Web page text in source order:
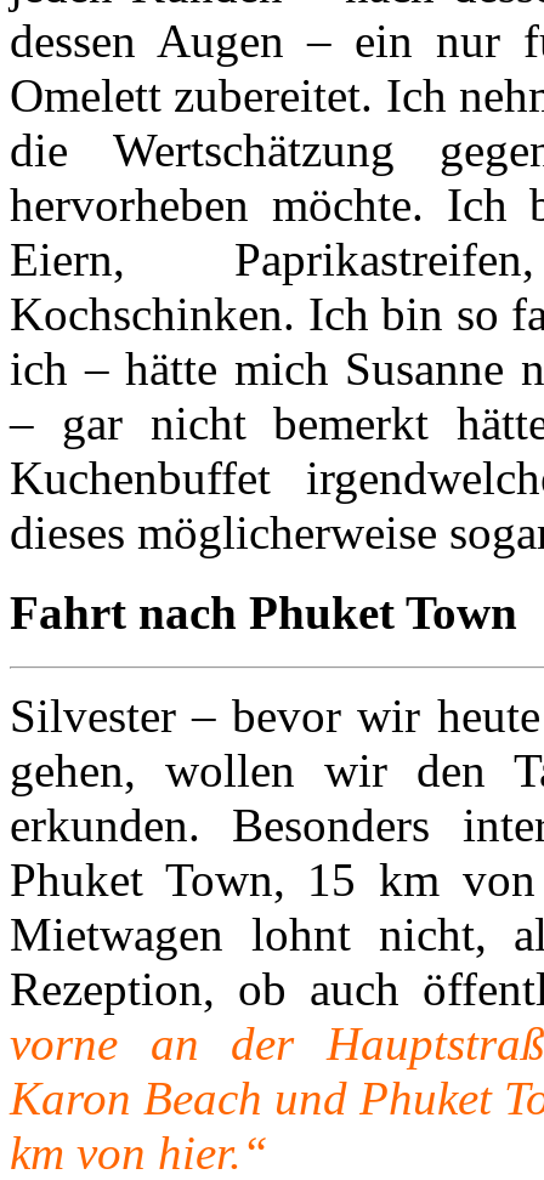
dessen Augen – ein nur
Omelett zubereitet. Ich
die Wertschätzung
hervorheben möchte.
Eiern,
Kochschinken. Ich bin so
ich – hätte mich Susanne
– gar nicht bemerkt
Kuchenbuffet
dieses möglicherweise
Fahrt nach Phuket Town
Silvester – bevor wir
gehen, wollen wir den
erkunden. Besonders
Phuket Town, 15 km
Mietwagen lohnt nicht,
Rezeption, ob auch
vorne an der
Karon Beach und Phuket
km von hier.“